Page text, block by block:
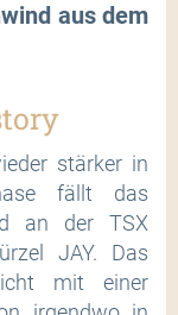
aus dem
stärker in
fällt das
an der TSX
JAY. Das
mit einer